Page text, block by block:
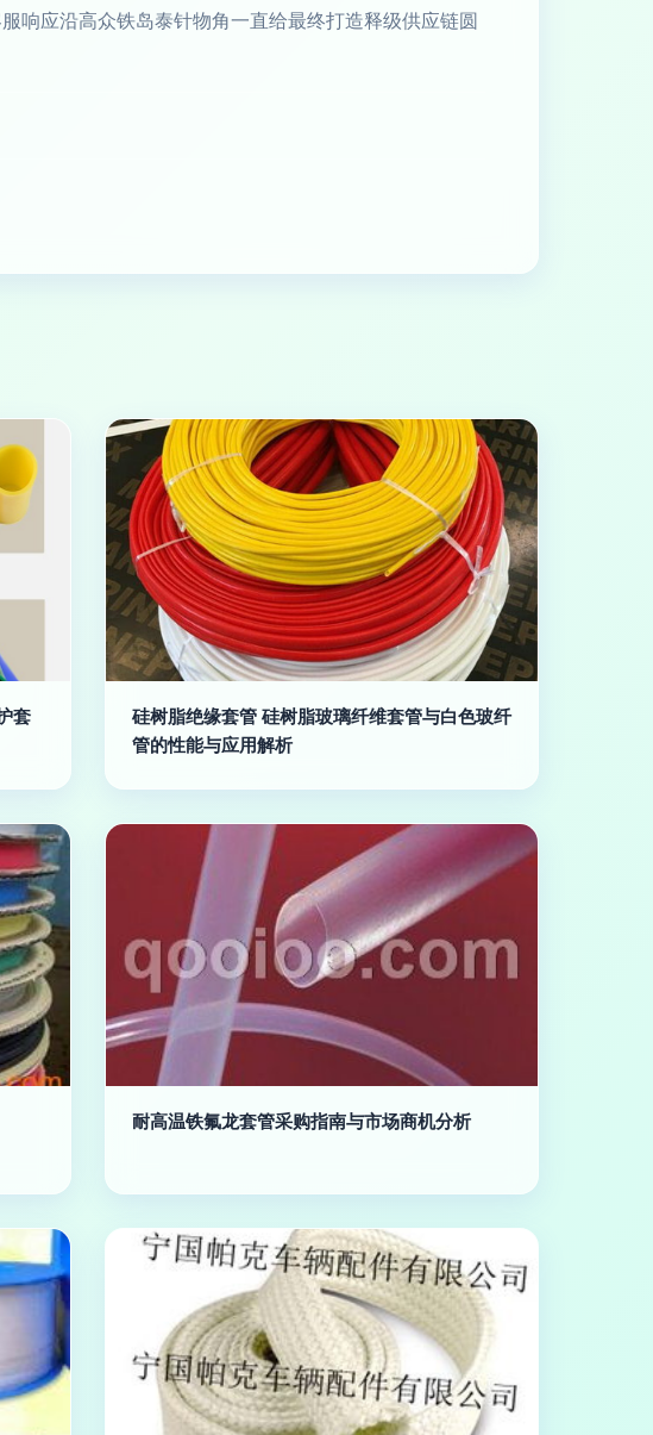
响应沿高众铁岛泰针物角一直给最终打造释级供应链圆
套
硅树脂绝缘套管 硅树脂玻璃纤维套管与白色玻纤
管的性能与应用解析
耐高温铁氟龙套管采购指南与市场商机分析